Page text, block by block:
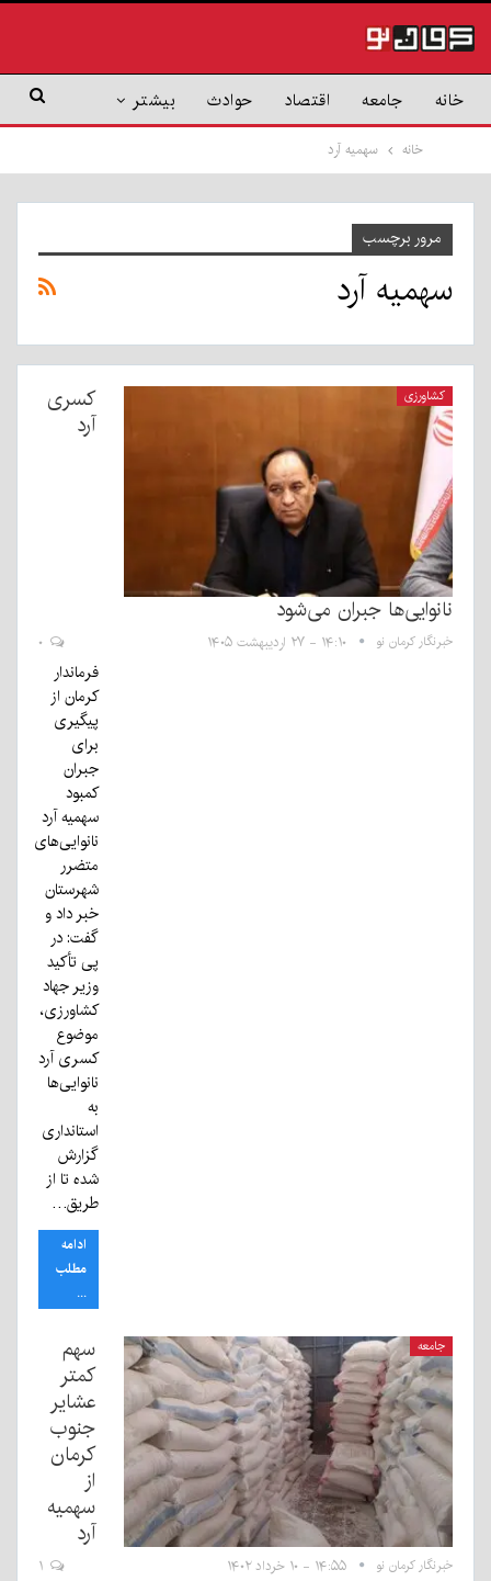
خانه جامعه اقتصاد حوادث بیشتر
خانه سهمیه آرد
مرور برچسب
سهمیه آرد
کشاورزی
کسری
آرد
نانوایی‌ها جبران می‌شود
خبرنگار کرمان نو ۱۴:۱۰ - ۲۷ اردیبهشت ۱۴۰۵
فرماندار
کرمان از
پیگیری
برای
جبران
کمبود
سهمیه آرد
نانوایی‌های
متضرر
شهرستان
خبر داد و
گفت: در
پی تأکید
وزیر جهاد
کشاورزی،
موضوع
کسری آرد
نانوایی‌ها
به
استانداری
گزارش
شده تا از
طریق…
ادامه
مطلب
...
جامعه
سهم
کمتر
عشایر
جنوب
کرمان
از
سهمیه
آرد
خبرنگار کرمان نو ۱۴:۵۵ - ۱۰ خرداد ۱۴۰۲